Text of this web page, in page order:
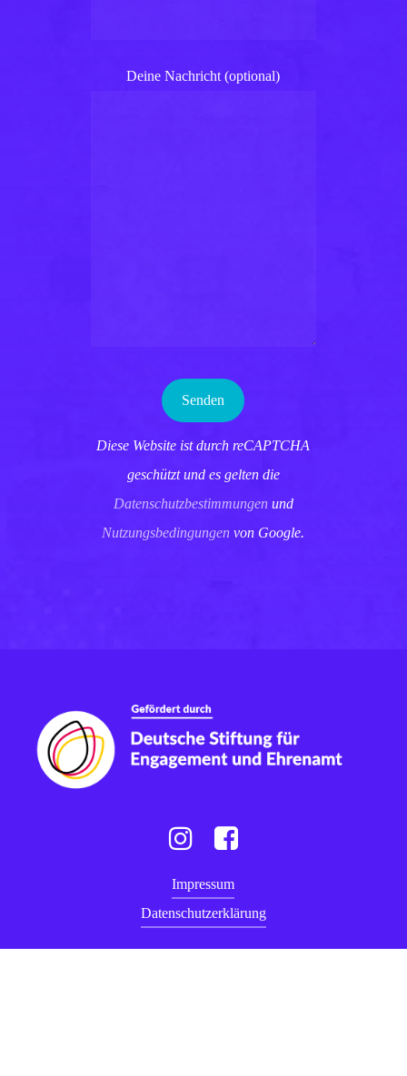
Deine Nachricht (optional)
Diese Website ist durch reCAPTCHA
geschützt und es gelten die
Datenschutzbestimmungenund
Nutzungsbedingungen von Google.
InstagramFacebook
Impressum
Datenschutzerklärung